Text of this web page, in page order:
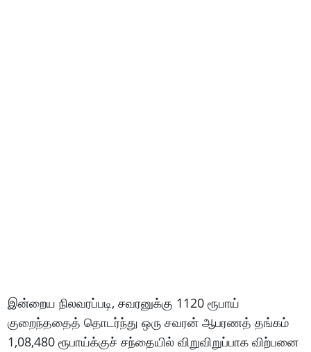
இன்றைய நிலவரப்படி, சவரனுக்கு 1120 ரூபாய்
குறைந்ததைத் தொடர்ந்து ஒரு சவரன் ஆபரணத் தங்கம்
1,08,480 ரூபாய்க்குச் சந்தையில் விறுவிறுப்பாக விற்பனை